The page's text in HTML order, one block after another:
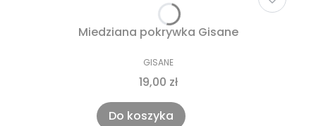
Miedziana pokrywka Gisane
GISANE
19,00 zł
Do koszyka